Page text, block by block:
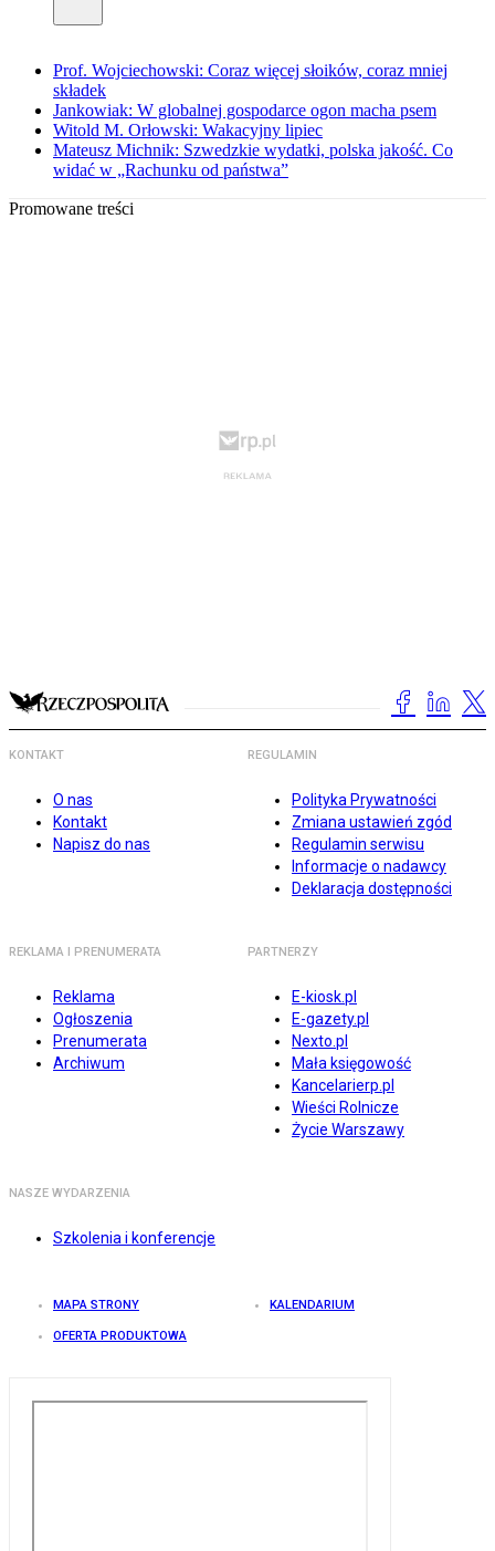
Prof. Wojciechowski: Coraz więcej słoików, coraz mniej
składek
Jankowiak: W globalnej gospodarce ogon macha psem
Witold M. Orłowski: Wakacyjny lipiec
Mateusz Michnik: Szwedzkie wydatki, polska jakość. Co
widać w „Rachunku od państwa”
Promowane treści
KONTAKT
O nas
Kontakt
Napisz do nas
REGULAMIN
Polityka Prywatności
Zmiana ustawień zgód
Regulamin serwisu
Informacje o nadawcy
Deklaracja dostępności
REKLAMA I PRENUMERATA
Reklama
Ogłoszenia
Prenumerata
Archiwum
PARTNERZY
E-kiosk.pl
E-gazety.pl
Nexto.pl
Mała księgowość
Kancelarierp.pl
Wieści Rolnicze
Życie Warszawy
NASZE WYDARZENIA
Szkolenia i konferencje
MAPA STRONY KALENDARIUM
OFERTA PRODUKTOWA